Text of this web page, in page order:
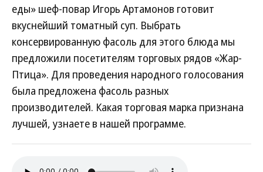
еды» шеф-повар Игорь Артамонов готовит
вкуснейший томатный суп. Выбрать
консервированную фасоль для этого блюда мы
предложили посетителям торговых рядов «Жар-
Птица». Для проведения народного голосования
была предложена фасоль разных
производителей. Какая торговая марка признана
лучшей, узнаете в нашей программе.